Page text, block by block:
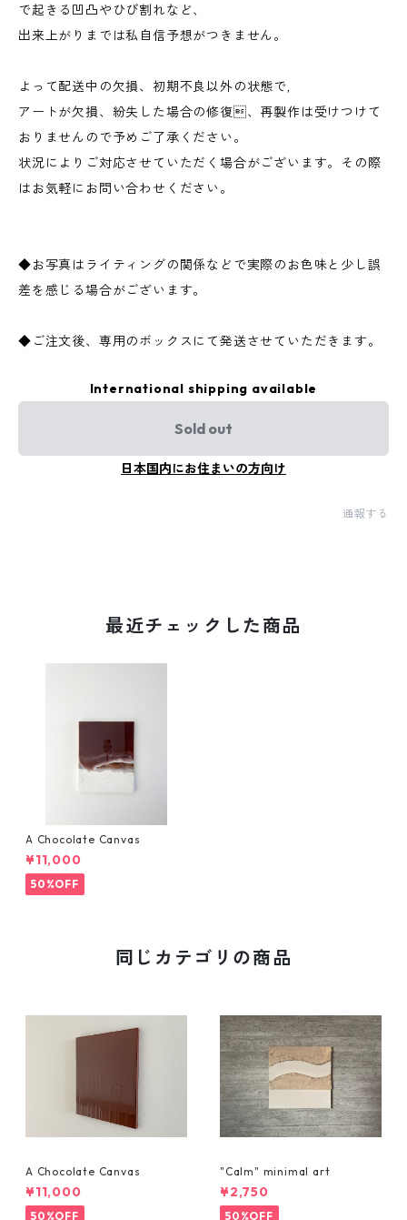
で起きる凹凸やひび割れなど、
出来上がりまでは私自信予想がつきません。
よって配送中の欠損、初期不良以外の状態で,
アートが欠損、紛失した場合の修復、再製作は受けつけて
おりませんので予めご了承ください。
状況によりご対応させていただく場合がございます。その際
はお気軽にお問い合わせください。
◆お写真はライティングの関係などで実際のお色味と少し誤
差を感じる場合がございます。
◆ご注文後、専用のボックスにて発送させていただきます。
International shipping available
Sold out
日本国内にお住まいの方向け
通報する
最近チェックした商品
A Chocolate Canvas
¥11,000
50%OFF
同じカテゴリの商品
A Chocolate Canvas
¥11,000
50%OFF
"Calm" minimal art
¥2,750
50%OFF